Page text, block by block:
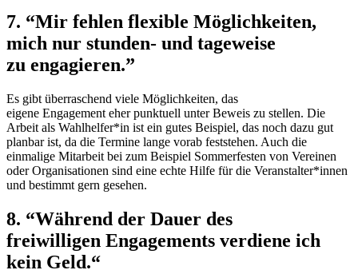
7. “Mir fehlen flexible Möglichkeiten,
mich nur stunden- und tageweise
zu engagieren.”
Es gibt überraschend viele Möglichkeiten, das
eigene Engagement eher punktuell unter Beweis zu stellen. Die
Arbeit als Wahlhelfer*in ist ein gutes Beispiel, das noch dazu gut
planbar ist, da die Termine lange vorab feststehen. Auch die
einmalige Mitarbeit bei zum Beispiel Sommerfesten von Vereinen
oder Organisationen sind eine echte Hilfe für die Veranstalter*innen
und bestimmt gern gesehen.
8. “Während der Dauer des
freiwilligen Engagements verdiene ich
kein Geld.“